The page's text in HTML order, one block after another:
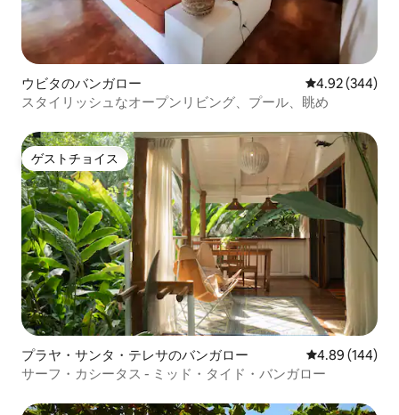
ウビタのバンガロー レビュー344
4.92 (344)
スタイリッシュなオープンリビング、プール、眺め
ゲストチョイス
ゲストチョイス
プラヤ・サンタ・テレサのバンガロー レビュー144
4.89 (144)
サーフ・カシータス - ミッド・タイド・バンガロー